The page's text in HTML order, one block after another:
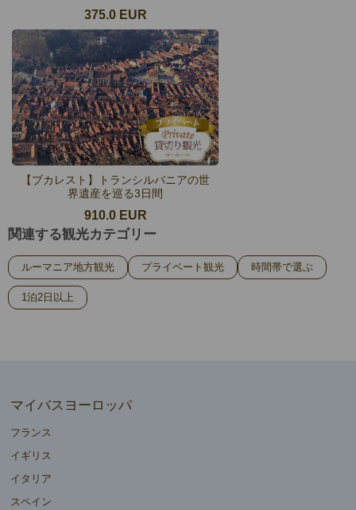
375.0 EUR
【ブカレスト】トランシルバニアの世
界遺産を巡る3日間
910.0 EUR
関連する観光カテゴリー
ルーマニア地方観光 プライベート観光 時間帯で選ぶ
1泊2日以上
マイバスヨーロッパ
フランス
イギリス
イタリア
スペイン